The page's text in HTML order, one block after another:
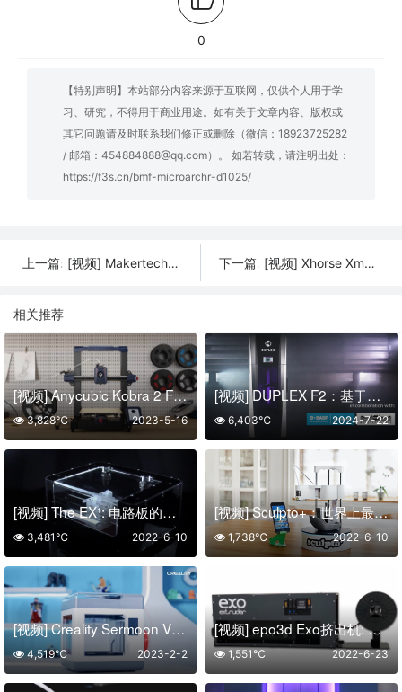
0
【特别声明】本站部分内容来源于互联网，仅供个人用于学
习、研究，不得用于商业用途。如有关于文章内容、版权或
其它问题请及时联系我们修正或删除（微信：18923725282
/ 邮箱：454884888@qq.com）。 如若转载，请注明出处：
https://f3s.cn/bmf-microarchr-d1025/
上一篇: [视频] Makertech3D Proforge 250：三打印头、高速、多材料 下一篇: [视频] Xhorse Xmachine XM-100桌面级五轴CNC机床：卓越的精度和效率
相关推荐
[视频] Anycubic Kobra 2 FDM 3D打印机 以实惠的价格带来5倍的打印速度
2023-5-16
3,828℃
[视频] DUPLEX F2：基于MAP™专利技术开发的新一代FDM打印机
2024-7-22
6,403℃
[视频] The EX¹: 电路板的快速3D打印机
2022-6-10
3,481℃
[视频] Sculpto+：世界上最人性化的桌面 3D 打印机
2022-6-10
1,738℃
[视频] Creality Sermoon V1&V1 Pro FDM 3D打印机 开箱即打
2023-2-2
4,519℃
[视频] epo3d Exo挤出机: 一款用于3D打印机的便携式长丝挤出机
2022-6-23
1,551℃